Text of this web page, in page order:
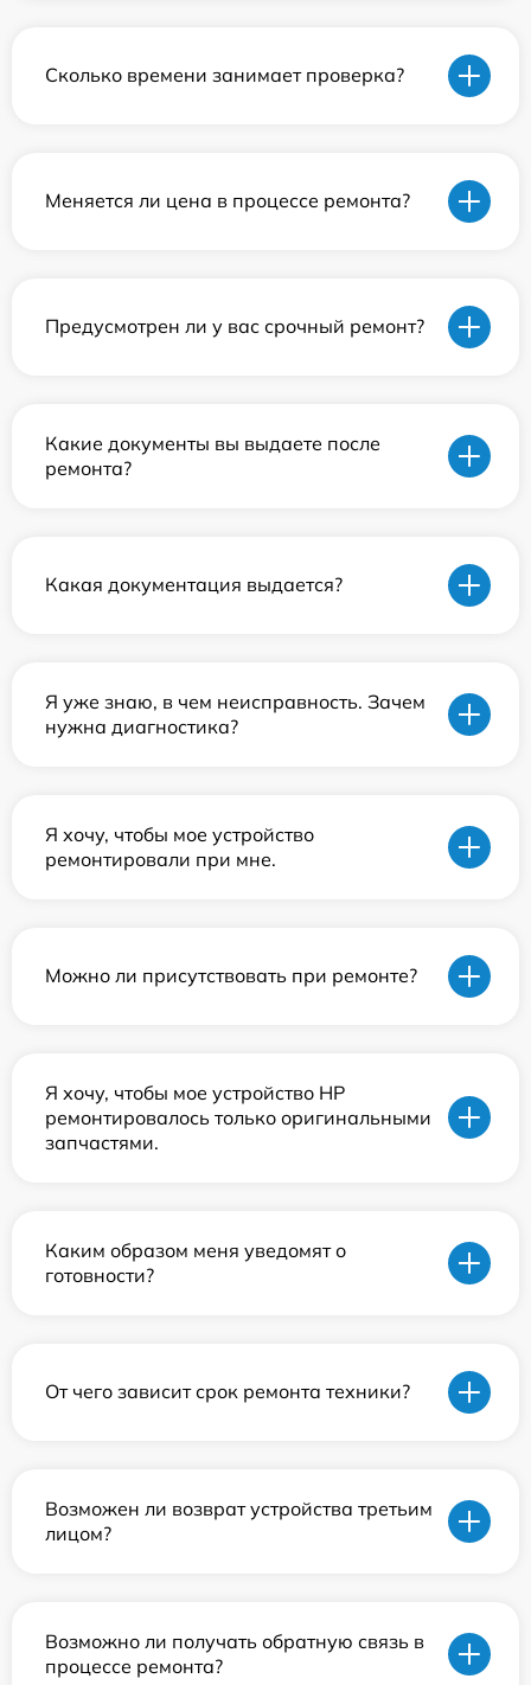
Сколько времени занимает проверка?
Меняется ли цена в процессе ремонта?
Предусмотрен ли у вас срочный ремонт?
Какие документы вы выдаете после
ремонта?
Какая документация выдается?
Я уже знаю, в чем неисправность. Зачем
нужна диагностика?
Я хочу, чтобы мое устройство
ремонтировали при мне.
Можно ли присутствовать при ремонте?
Я хочу, чтобы мое устройство HP
ремонтировалось только оригинальными
запчастями.
Каким образом меня уведомят о
готовности?
От чего зависит срок ремонта техники?
Возможен ли возврат устройства третьим
лицом?
Возможно ли получать обратную связь в
процессе ремонта?